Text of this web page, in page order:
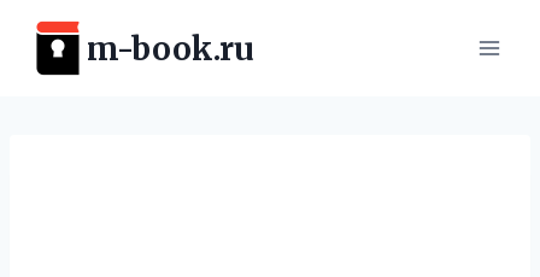
Перейти
содержимому
m-book.ru